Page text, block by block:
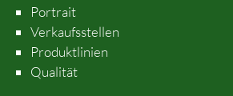
Portrait
Verkaufsstellen
Produktlinien
Qualität